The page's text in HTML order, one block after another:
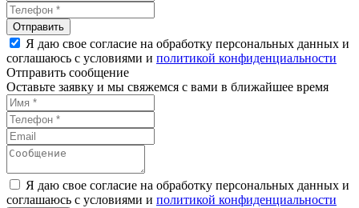
Я даю свое согласие на обработку персональных данных и
соглашаюсь с условиями и политикой конфиденциальности
Отправить сообщение
Оставьте заявку и мы свяжемся с вами в ближайшее время
Я даю свое согласие на обработку персональных данных и
соглашаюсь с условиями и политикой конфиденциальности